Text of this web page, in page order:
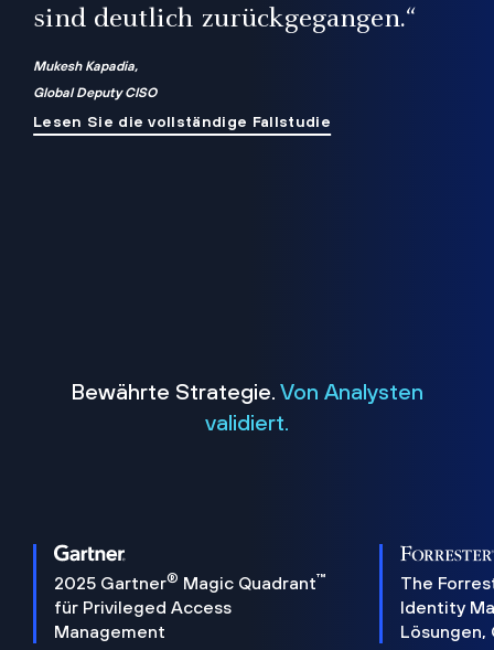
sind deutlich zurückgegangen.“
Mukesh Kapadia,
Global Deputy CISO
Lesen Sie die vollständige Fallstudie
Bewährte Strategie. Von Analysten
validiert.
2025 Gartner® Magic Quadrant™
für Privileged Access
Management
The
Identity
Lösungen,